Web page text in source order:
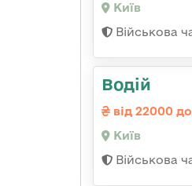
Київ
Військова
Водій
від 22000
Київ
Військова